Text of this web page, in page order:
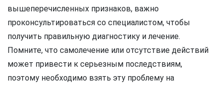
вышеперечисленных признаков, важно
проконсультироваться со специалистом, чтобы
получить правильную диагностику и лечение.
Помните, что самолечение или отсутствие действий
может привести к серьезным последствиям,
поэтому необходимо взять эту проблему на